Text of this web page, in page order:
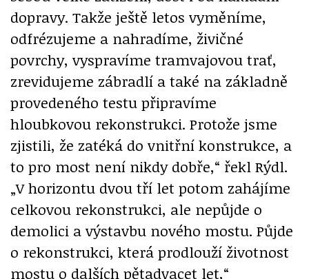
dopravy. Takže ještě letos vyměníme,
odfrézujeme a nahradíme, živičné
povrchy, vyspravíme tramvajovou trať,
zrevidujeme zábradlí a také na základně
provedeného testu připravíme
hloubkovou rekonstrukci. Protože jsme
zjistili, že zatéká do vnitřní konstrukce, a
to pro most není nikdy dobře,“ řekl Rýdl.
„V horizontu dvou tří let potom zahájíme
celkovou rekonstrukci, ale nepůjde o
demolici a výstavbu nového mostu. Půjde
o rekonstrukci, která prodlouží životnost
mostu o dalších pětadvacet let,“